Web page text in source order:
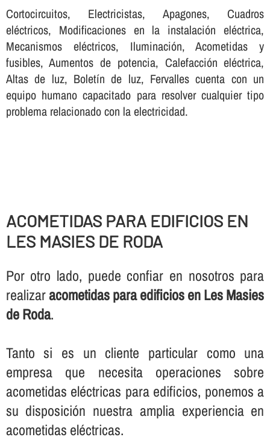
Cortocircuitos, Electricistas, Apagones, Cuadros
eléctricos, Modificaciones en la instalación eléctrica,
Mecanismos eléctricos, Iluminación, Acometidas y
fusibles, Aumentos de potencia, Calefacción eléctrica,
Altas de luz, Boletí­n de luz, Fervalles cuenta con un
equipo humano capacitado para resolver cualquier tipo
problema relacionado con la electricidad.
ACOMETIDAS PARA EDIFICIOS EN
LES MASIES DE RODA
Por otro lado, puede confiar en nosotros para
realizaracometidas para edificios en Les Masies
de Roda.
Tanto si es un cliente particular como una
empresa que necesita operaciones sobre
acometidas eléctricas para edificios, ponemos a
su disposición nuestra amplia experiencia en
acometidas eléctricas.